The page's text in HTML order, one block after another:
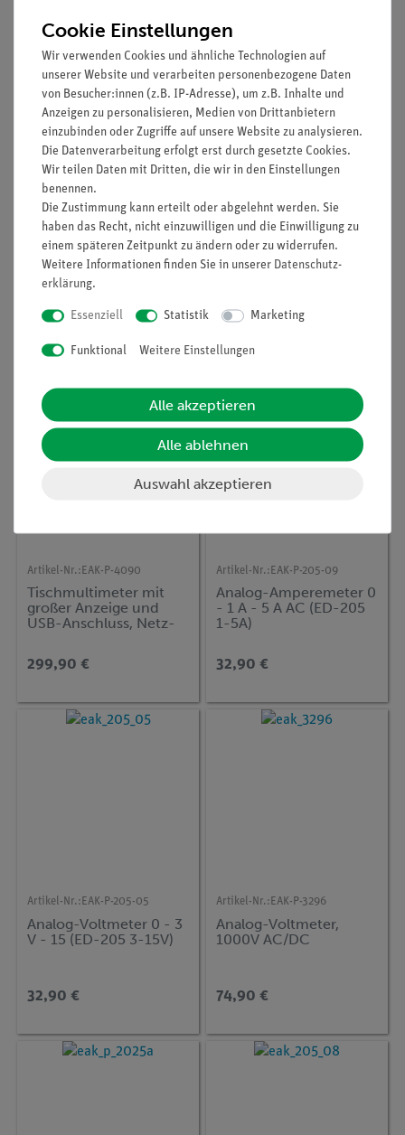
Artikel-Nr.: EAK-P-1070
Digitalmultimeter,
2.000 Counts, 300V
AC/DC, 10A DC, mit
NiCr-Ni
Thermoelement
Artikel-Nr.: EAK-P-3445
Digitalmultimeter,
Bluetooth, IP67 mit
Tastenbeleuchtung
Artikel-Nr.: EAK-P-4090
Tischmultimeter mit
großer Anzeige und
USB-Anschluss, Netz-
299,90 €
Artikel-Nr.: EAK-P-205-09
Analog-Amperemeter 0
- 1 A - 5 A AC (ED-205
1-5A)
32,90 €
Artikel-Nr.: EAK-P-205-05
Analog-Voltmeter 0 - 3
V - 15 (ED-205 3-15V)
32,90 €
Artikel-Nr.: EAK-P-3296
Analog-Voltmeter,
1000V AC/DC
74,90 €
Cookie Einstellungen
Wir verwenden Cookies und ähnliche Technologien auf
unserer Website und verarbeiten personenbezogene Daten
von Besucher:innen (z.B. IP-Adresse), um z.B. Inhalte und
Anzeigen zu personalisieren, Medien von Drittanbietern
einzubinden oder Zugriffe auf unsere Website zu analysieren.
Die Datenverarbeitung erfolgt erst durch gesetzte Cookies.
Wir teilen Daten mit Dritten, die wir in den Einstellungen
benennen.
Die Zustimmung kann erteilt oder abgelehnt werden. Sie
haben das Recht, nicht einzuwilligen und die Einwilligung zu
einem späteren Zeitpunkt zu ändern oder zu widerrufen.
Weitere Informationen finden Sie in unserer Daten­schutz­
erklärung.
Essenziell Statistik Marketing
Funktional Weitere Einstellungen
Alle akzeptieren
Alle ablehnen
Auswahl akzeptieren